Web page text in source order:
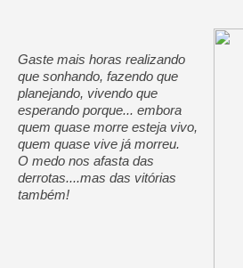
Gaste mais horas realizando
que sonhando, fazendo que
planejando, vivendo que
esperando porque... embora
quem quase morre esteja vivo,
quem quase vive já morreu.
O medo nos afasta das
derrotas....mas das vitórias
também!